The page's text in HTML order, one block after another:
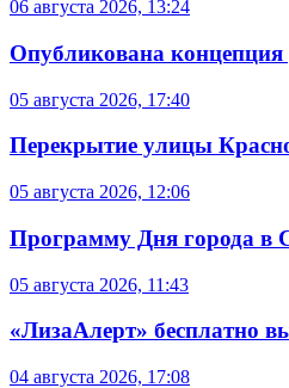
06 августа 2026, 13:24
Опубликована
05 августа 2026, 17:40
Перекрытие улицы
05 августа 2026, 12:06
Программу Дня города в
05 августа 2026, 11:43
«ЛизаАлерт» бесплатно
04 августа 2026, 17:08